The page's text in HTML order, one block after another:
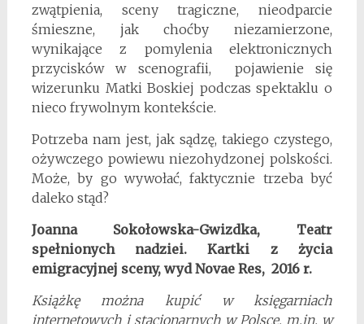
zwątpienia, sceny tragiczne, nieodparcie
śmieszne, jak choćby niezamierzone,
wynikające z pomylenia elektronicznych
przycisków w scenografii, pojawienie się
wizerunku Matki Boskiej podczas spektaklu o
nieco frywolnym kontekście.
Potrzeba nam jest, jak sądzę, takiego czystego,
ożywczego powiewu niezohydzonej polskości.
Może, by go wywołać, faktycznie trzeba być
daleko stąd?
Joanna Sokołowska-Gwizdka, Teatr
spełnionych nadziei. Kartki z życia
emigracyjnej sceny, wyd Novae Res, 2016 r.
Książkę można kupić w księgarniach
internetowych i stacjonarnych w Polsce, m.in. w